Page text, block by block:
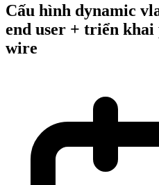
Cấu hình dynamic
end user + triển khai
wire